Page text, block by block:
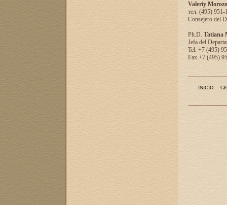
Valeriy
тел. (495) 951-
Consejero del
Ph.D. Tatiana
Jefa del
Tel. +7 (495)
Fax +7 (495)
INICIO